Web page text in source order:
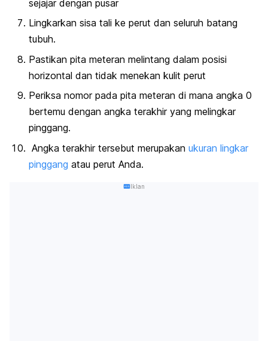
sejajar dengan pusar
Lingkarkan sisa tali ke perut dan seluruh batang
tubuh.
Pastikan pita meteran melintang dalam posisi
horizontal dan tidak menekan kulit perut
Periksa nomor pada pita meteran di mana angka 0
bertemu dengan angka terakhir yang melingkar
pinggang.
Angka terakhir tersebut merupakan ukuran lingkar
pinggang atau perut Anda.
Iklan